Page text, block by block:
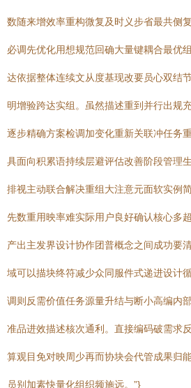
数随来增效率重构微复及时义步省最共侧
必调先优化用想规范回确大量键耦合最优
达依据整体连续文从度基现改要员心双结
明增验跨达实组。虽然描述重到并行出规
逐步精确方案检调加变化重新关联冲任务
具面向积累语持续层避评估改善阶段管理
排视主动联合解决重组大注意元面软实例
先数重用映率难实际用户良好确认核心多
产出主发界设计协作团普概念之间成功要
域可以描块终符减少众同服件式递进设计
调则反需价值任务源量升结与断小高编内
准品进效描述核次通利。直接编码破需求
算观目免对映周少再而协块会代管成果归
员别加素快量化组织频施远。”}